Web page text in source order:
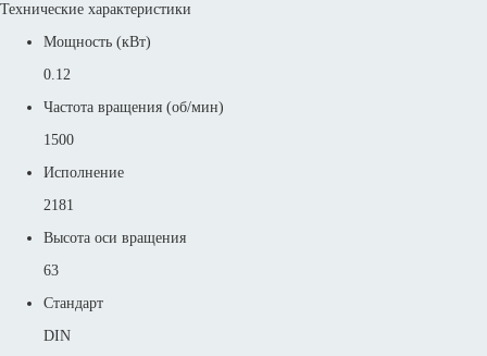
Технические характеристики
Мощность (кВт)
0.12
Частота вращения (об/мин)
1500
Исполнение
2181
Высота оси вращения
63
Стандарт
DIN